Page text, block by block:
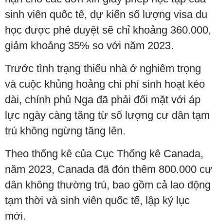
sinh viên quốc tế, dự kiến số lượng visa du
học được phê duyệt sẽ chỉ khoảng 360.000,
giảm khoảng 35% so với năm 2023.
Trước tình trạng thiếu nhà ở nghiêm trọng
và cuộc khủng hoảng chi phí sinh hoạt kéo
dài, chính phủ Nga đã phải đối mặt với áp
lực ngày càng tăng từ số lượng cư dân tạm
trú không ngừng tăng lên.
Theo thống kê của Cục Thống kê Canada,
năm 2023, Canada đã đón thêm 800.000 cư
dân không thường trú, bao gồm cả lao động
tạm thời và sinh viên quốc tế, lập kỷ lục
mới.